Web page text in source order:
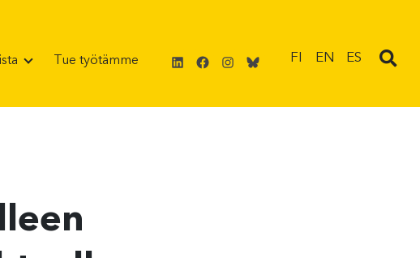
Tue työtämme LinkedIn
Facebook
Instagram
Bluesky
FI EN ES